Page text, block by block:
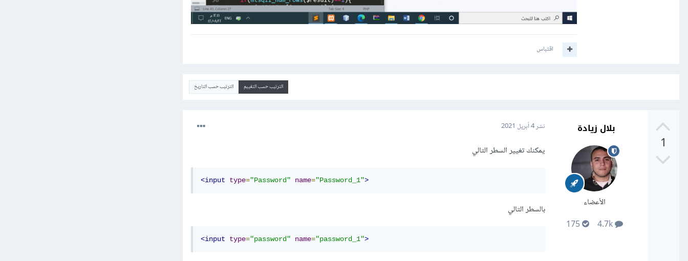
اقتباس
الترتيب حسب التقييم الترتيب حسب التاريخ
1
بلال زيادة
الأعضاء
4.7k
175
نشر4 أبريل 2021
يمكنك تغيير السطر التالي
<input type="Password" name="Password_1">
بالسطر التالي
<input type="password" name="password_1">